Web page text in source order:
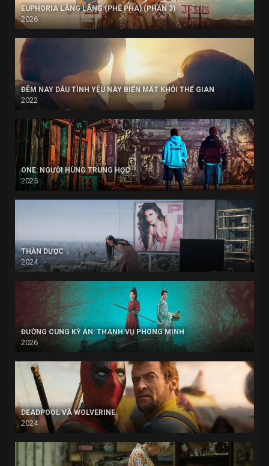
EUPHORIA LÂNG LÂNG (PHÊ PHA) (PHẦN 3)
2026
ĐÊM NAY DẪU TÌNH YÊU NÀY BIẾN MẤT KHỎI THẾ GIAN
2022
ONE: NGƯỜI HÙNG TRUNG HỌC
2025
THẦN DƯỢC
2024
ĐƯỜNG CUNG KỲ ÁN: THANH VỤ PHONG MINH
2026
DEADPOOL VÀ WOLVERINE
2024